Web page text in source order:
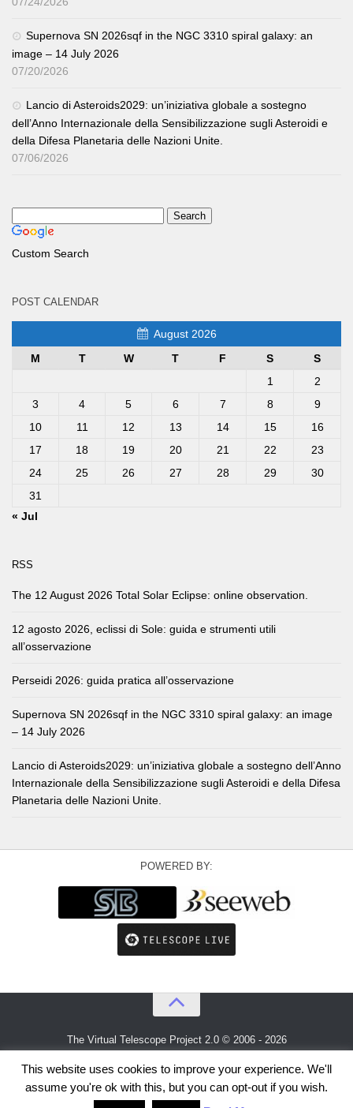
Supernova SN 2026sqf in the NGC 3310 spiral galaxy: an
image – 14 July 2026
07/20/2026
Lancio di Asteroids2029: un’iniziativa globale a sostegno
dell’Anno Internazionale della Sensibilizzazione sugli Asteroidi e
della Difesa Planetaria delle Nazioni Unite.
07/06/2026
Custom Search
POST CALENDAR
August 2026
M
T W T F S
S
1
2
3
4 5 6 7 8
9
10
11 12 13 14 15
16
17
18 19 20 21 22
23
24
25 26 27 28 29
30
31
« Jul
RSS
The 12 August 2026 Total Solar Eclipse: online observation.
12 agosto 2026, eclissi di Sole: guida e strumenti utili
all’osservazione
Perseidi 2026: guida pratica all’osservazione
Supernova SN 2026sqf in the NGC 3310 spiral galaxy: an image
– 14 July 2026
Lancio di Asteroids2029: un’iniziativa globale a sostegno dell’Anno
Internazionale della Sensibilizzazione sugli Asteroidi e della Difesa
Planetaria delle Nazioni Unite.
POWERED BY:
The Virtual Telescope Project 2.0 © 2006 - 2026
This website uses cookies to improve your experience. We'll
assume you're ok with this, but you can opt-out if you wish.